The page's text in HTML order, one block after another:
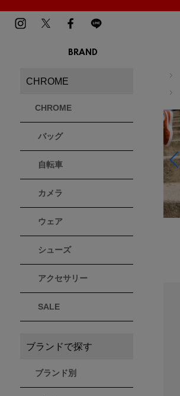
BRAND
Dr.Martens
ドクターマーチン
フィラ
MOUTH
パトリック
スニーカー
ブーツ
トレッキングシューズ
ルームシューズ
アウター
トップス
パンツ
ソックス
アクセサリー
CHROME
CHROME
バッグ
自転車
カメラ
ウェア
シューズ
アクセサリー
SALE
ブランドで探す
ブランド別